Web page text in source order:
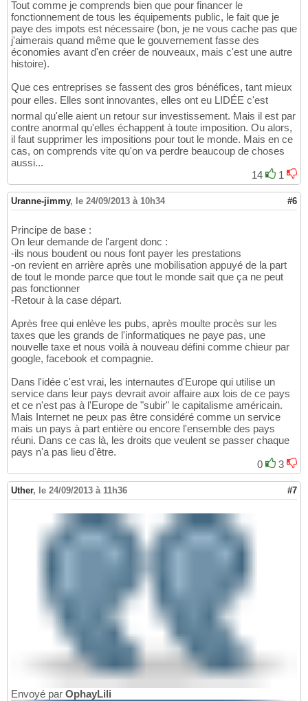
Tout comme je comprends bien que pour financer le
fonctionnement de tous les équipements public, le fait que je
paye des impots est nécessaire (bon, je ne vous cache pas que
j'aimerais quand même que le gouvernement fasse des
économies avant d'en créer de nouveaux, mais c'est une autre
histoire).
Que ces entreprises se fassent des gros bénéfices, tant mieux
pour elles. Elles sont innovantes, elles ont eu LIDÉE c'est
normal qu'elle aient un retour sur investissement. Mais il est par
contre anormal qu'elles échappent à toute imposition. Ou alors,
il faut supprimer les impositions pour tout le monde. Mais en ce
cas, on comprends vite qu'on va perdre beaucoup de choses
aussi...
14
1
Uranne-jimmy, le 24/09/2013 à 10h34 #6
Principe de base :
On leur demande de l'argent donc :
-ils nous boudent ou nous font payer les prestations
-on revient en arrière après une mobilisation appuyé de la part
de tout le monde parce que tout le monde sait que ça ne peut
pas fonctionner
-Retour à la case départ.
Après free qui enlève les pubs, après moulte procès sur les
taxes que les grands de l'informatiques ne paye pas, une
nouvelle taxe et nous voilà à nouveau défini comme chieur par
google, facebook et compagnie.
Dans l'idée c'est vrai, les internautes d'Europe qui utilise un
service dans leur pays devrait avoir affaire aux lois de ce pays
et ce n'est pas à l'Europe de "subir" le capitalisme américain.
Mais Internet ne peux pas être considéré comme un service
mais un pays à part entière ou encore l'ensemble des pays
réuni. Dans ce cas là, les droits que veulent se passer chaque
pays n'a pas lieu d'être.
0
3
Uther, le 24/09/2013 à 11h36 #7
Envoyé par OphayLili